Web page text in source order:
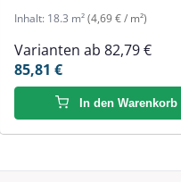
Inhalt: 18.3 m²(4,69 € / m²)
Varianten ab 82,79 €
85,81 €
In den Warenkorb